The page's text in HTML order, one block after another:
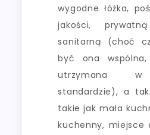
wygodne łóżka,
jakości,
sanitarną (choć
być ona
utrzymana w
standardzie), a
takie jak mała
kuchenny, miejsce